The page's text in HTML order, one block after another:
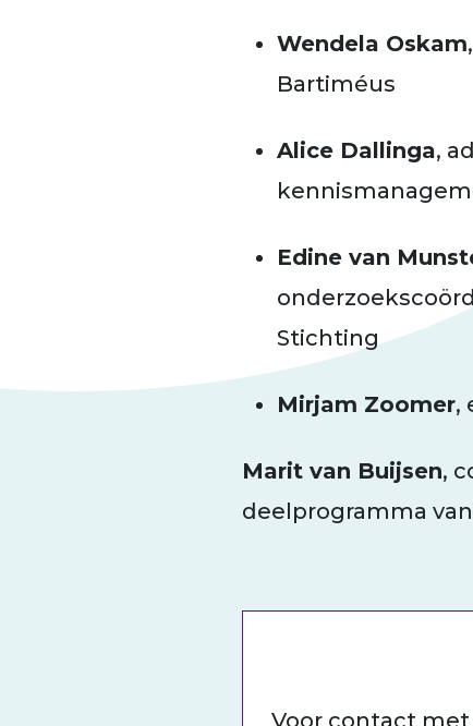
Wendela Oskam
Bartiméus
Alice Dallinga,
Edine van
Stichting
Mirjam Zoomer,
Marit van Buijsen,
deelprogramma
Voor contact